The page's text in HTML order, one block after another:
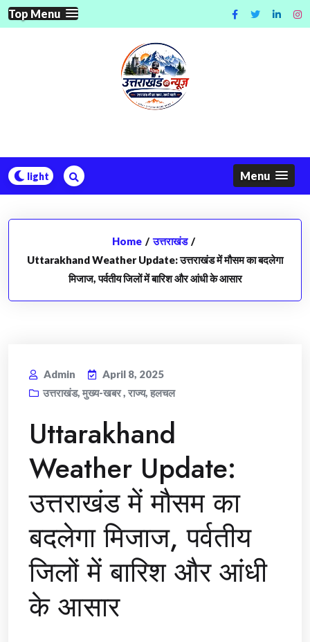
Skip
to
Top Menu
Menu
Home / उत्तराखंड /
Uttarakhand Weather Update: उत्तराखंड में मौसम का बदलेगा
मिजाज, पर्वतीय जिलों में बारिश और आंधी के आसार
Admin
April 8, 2025
उत्तराखंड, मुख्य-खबर, राज्य, हलचल
Uttarakhand
Weather Update:
उत्तराखंड में मौसम का
बदलेगा मिजाज, पर्वतीय
जिलों में बारिश और आंधी
के आसार